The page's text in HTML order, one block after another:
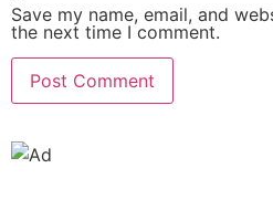
Save my name, email, and
the next time I comment.